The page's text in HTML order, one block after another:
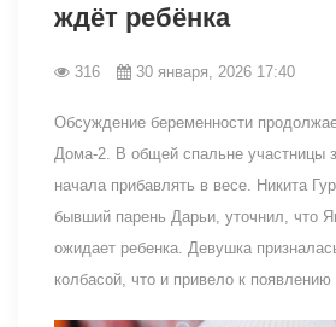
ждёт ребёнка
316 30 января, 2026 17:40
Обсуждение беременности
Дома-2. В общей спальне участницы
начала прибавлять в весе. Никита
бывший парень Дарьи, уточнил, что
ожидает ребенка. Девушка
колбасой, что и привело к появлению